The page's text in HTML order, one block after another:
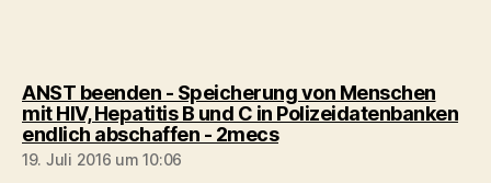
ANST beenden - Speicherung von Menschen
mit HIV, Hepatitis B und C in Polizeidatenbanken
endlich abschaffen - 2mecssagt:
19. Juli 2016 um 10:06